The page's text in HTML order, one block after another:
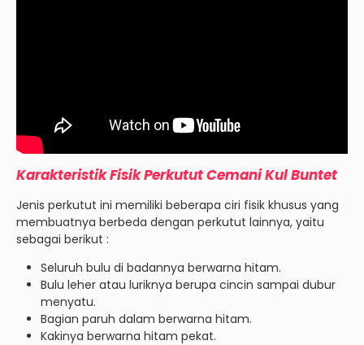
Karakteristik Fisik Perkutut Cemani Kul Buntet
Jenis perkutut ini memiliki beberapa ciri fisik khusus yang
membuatnya berbeda dengan perkutut lainnya, yaitu
sebagai berikut :
Seluruh bulu di badannya berwarna hitam.
Bulu leher atau luriknya berupa cincin sampai dubur
menyatu.
Bagian paruh dalam berwarna hitam.
Kakinya berwarna hitam pekat.